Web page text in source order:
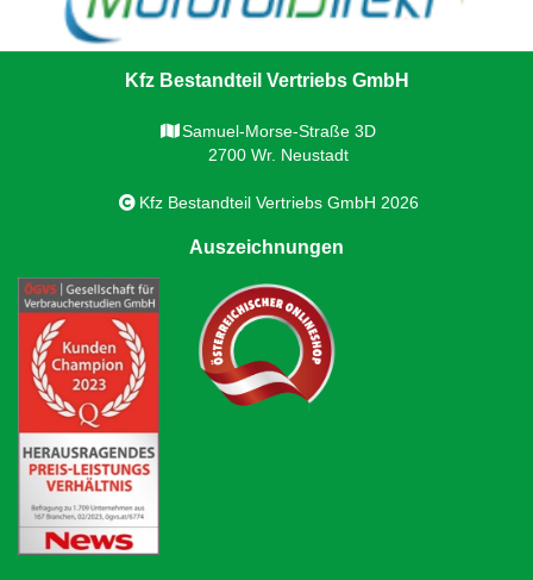
Kfz Bestandteil Vertriebs GmbH
Samuel-Morse-Straße 3D
2700 Wr. Neustadt
Kfz Bestandteil Vertriebs GmbH 2026
Auszeichnungen